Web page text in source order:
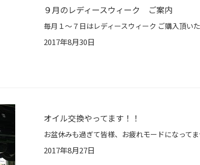
９月のレディースウィーク ご案内
2017年8月30日
オイル交換やってます！！
2017年8月27日